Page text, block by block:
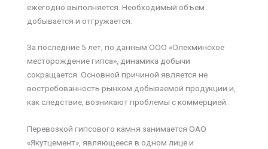
ежегодно выполняется. Необходимый объем
добывается и отгружается.
За последние 5 лет, по данным ООО «Олекминское
месторождение гипса», динамика добычи
сокращается. Основной причиной является не
востребованность рынком добываемой продукции и,
как следствие, возникают проблемы с коммерцией.
Перевозкой гипсового камня занимается ОАО
«Якутцемент», являющееся в одном лице и